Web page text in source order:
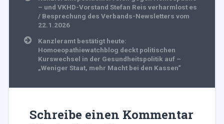
– und VKHD-Vorstand Stefan Reis verharmlost es
/ Besprechung des Verbands-Newsletters vom
22.1.2026
Kanzleramt bestätigt heute:
Homoeopathiewatchblog deckt politischen
Kurswechsel in der Gesundheitspolitik auf –
„Weniger Staat, mehr Macht bei den Kassen“
Schreibe einen Kommentar